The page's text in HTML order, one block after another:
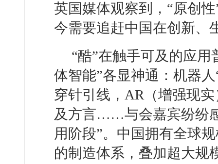
英国媒体观察到，“原创
今需要追赶中国在创新、
“酷”在触手可及的应
体智能”各显神通：机器
穿针引线，AR（增强现
及方言……与会嘉宾纷纷
用阶段”。中国拥有全球
的制造体系，叠加超大规